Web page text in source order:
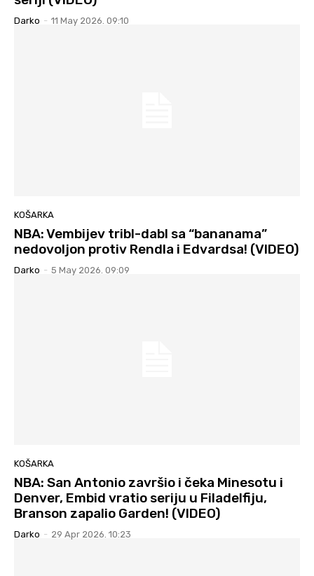
Darko - 11 May 2026. 09:10
KOŠARKA
NBA: Vembijev tribl-dabl sa “bananama”
nedovoljon protiv Rendla i Edvardsa! (VIDEO)
Darko - 5 May 2026. 09:09
KOŠARKA
NBA: San Antonio završio i čeka Minesotu i
Denver, Embid vratio seriju u Filadelfiju,
Branson zapalio Garden! (VIDEO)
Darko - 29 Apr 2026. 10:23